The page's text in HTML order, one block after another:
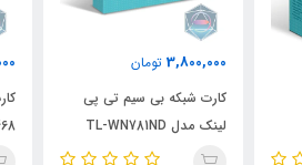
1,430,000 تومان
کارت شبکه TP-LINK TG-
3468